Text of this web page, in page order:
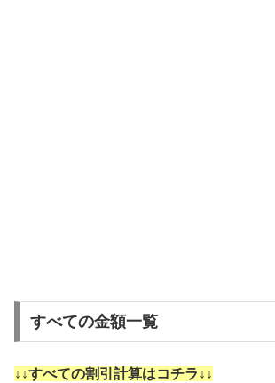
すべての金額一覧
↓↓すべての割引計算はコチラ↓↓